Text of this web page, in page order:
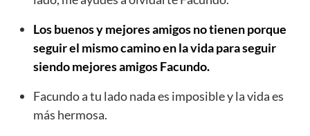
Los buenos y mejores amigos no tienen porque
seguir el mismo camino en la vida para seguir
siendo mejores amigos Facundo.
Facundo a tu lado nada es imposible y la vida es
más hermosa.